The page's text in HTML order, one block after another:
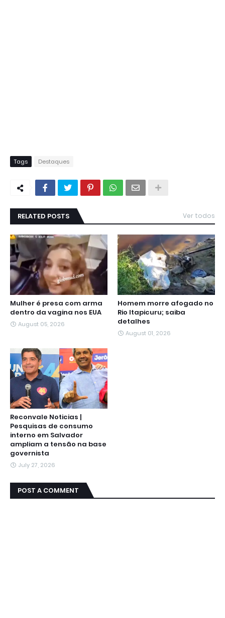
Tags Destaques
RELATED POSTS Ver todos
Mulher é presa com arma
dentro da vagina nos EUA
August 05, 2026
Homem morre afogado no
Rio Itapicuru; saiba
detalhes
August 01, 2026
Reconvale Noticias |
Pesquisas de consumo
interno em Salvador
ampliam a tensão na base
governista
July 27, 2026
POST A COMMENT